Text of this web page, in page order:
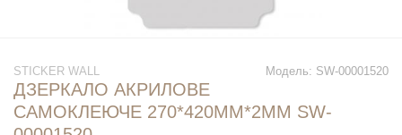
Модель: SW-00001520
STICKER WALL
ДЗЕРКАЛО АКРИЛОВЕ
САМОКЛЕЮЧЕ 270*420ММ*2ММ SW-